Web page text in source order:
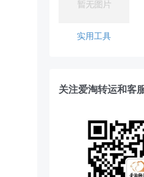
实用工具
关注爱淘转运和客